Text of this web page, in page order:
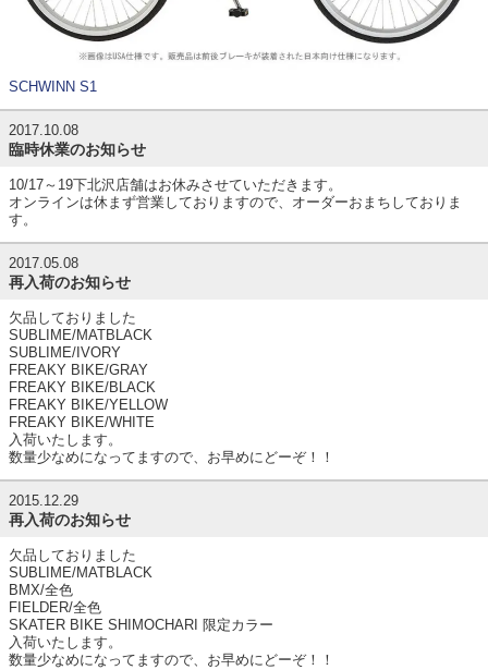
SCHWINN S1
2017.10.08
臨時休業のお知らせ
10/17～19下北沢店舗はお休みさせていただきます。
オンラインは休まず営業しておりますので、オーダーおまちしておりま
す。
2017.05.08
再入荷のお知らせ
欠品しておりました
SUBLIME/MATBLACK
SUBLIME/IVORY
FREAKY BIKE/GRAY
FREAKY BIKE/BLACK
FREAKY BIKE/YELLOW
FREAKY BIKE/WHITE
入荷いたします。
数量少なめになってますので、お早めにどーぞ！！
2015.12.29
再入荷のお知らせ
欠品しておりました
SUBLIME/MATBLACK
BMX/全色
FIELDER/全色
SKATER BIKE SHIMOCHARI 限定カラー
入荷いたします。
数量少なめになってますので、お早めにどーぞ！！